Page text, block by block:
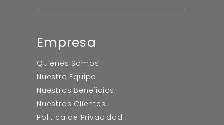
Empresa
Quienes Somos
Nuestro Equipo
Nuestros Beneficios
Nuestros Clientes
Politica de Privacidad